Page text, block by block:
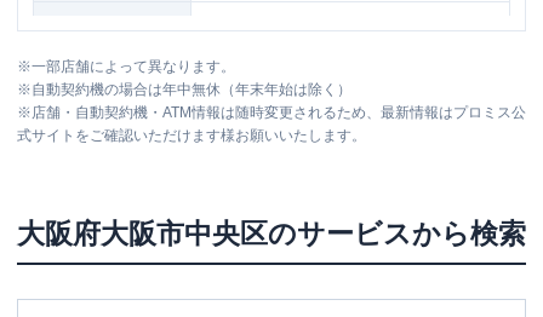
住所
大阪府大阪市中央区心斎橋筋１丁目１０
－１ 心斎橋タワービル３Ｆ
営業時間
平日：09:00-21:00
土曜：09:00-20:00
※一部店舗によって異なります。
※自動契約機の場合は年中無休（年末年始は除く）
※店舗・自動契約機・ATM情報は随時変更されるため、最新情報はプロミス公
式サイトをご確認いただけます様お願いいたします。
大阪府大阪市中央区のサービスから検索